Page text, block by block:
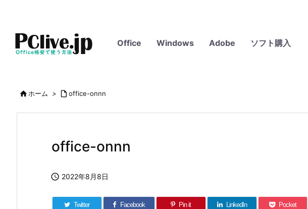
Office Windows Adobe ソフト購入
ホーム >  office-onnn
office-onnn
 2022年8月8日
Twitter Facebook Pin it LinkedIn Pocket